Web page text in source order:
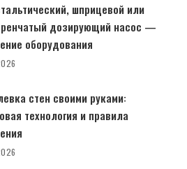
шприцевой или
дозирующий насос —
оборудования
стен своими руками:
технология и правила